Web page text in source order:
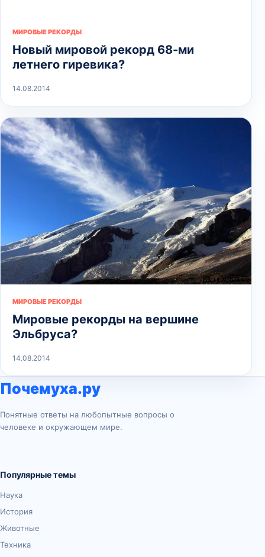
МИРОВЫЕ РЕКОРДЫ
Новый мировой рекорд 68-ми
летнего гиревика?
14.08.2014
МИРОВЫЕ РЕКОРДЫ
Мировые рекорды на вершине
Эльбруса?
14.08.2014
Почемуха.ру
Понятные ответы на любопытные вопросы о
человеке и окружающем мире.
Популярные темы
Наука
История
Животные
Техника